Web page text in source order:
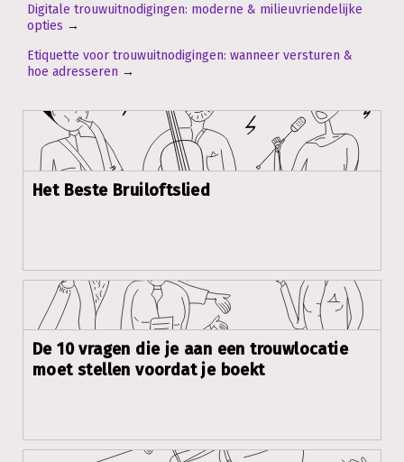
Digitale trouwuitnodigingen: moderne & milieuvriendelijke
opties →
Etiquette voor trouwuitnodigingen: wanneer versturen &
hoe adresseren →
Het Beste Bruiloftslied
De 10 vragen die je aan een trouwlocatie
moet stellen voordat je boekt